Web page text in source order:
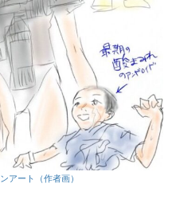
アート（作者画）